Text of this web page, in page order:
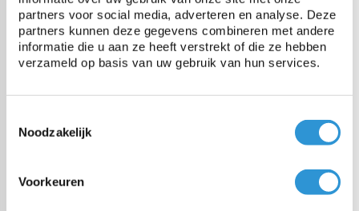
partners voor social media, adverteren en analyse. Deze
partners kunnen deze gegevens combineren met andere
informatie die u aan ze heeft verstrekt of die ze hebben
verzameld op basis van uw gebruik van hun services.
Noodzakelijk
Voorkeuren
Scheurweerstand 200 N
Temperatuurbestendigheid